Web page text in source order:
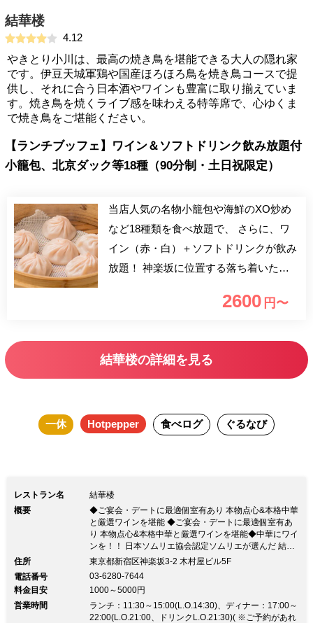
結華楼
4.12
やきとり小川は、最高の焼き鳥を堪能できる大人の隠れ家
です。伊豆天城軍鶏や国産ほろほろ鳥を焼き鳥コースで提
供し、それに合う日本酒やワインも豊富に取り揃えていま
す。焼き鳥を焼くライブ感を味わえる特等席で、心ゆくま
で焼き鳥をご堪能ください。
【ランチブッフェ】ワイン＆ソフトドリンク飲み放題付
小籠包、北京ダック等18種（90分制・土日祝限定）
当店人気の名物小籠包や海鮮のXO炒め
など18種類を食べ放題で、 さらに、ワ
イン（赤・白）＋ソフトドリンクが飲み
放題！ 神楽坂に位置する落ち着いた雰
とランチをお楽しみ下さい。
2600 円〜
結華楼の詳細を見る
一休 Hotpepper 食べログ ぐるなび
レストラン名
結華楼
概要
◆ご宴会・デートに最適個室有あり 本物点心&本格中華
と厳選ワインを堪能 ◆ご宴会・デートに最適個室有あ
り 本物点心&本格中華と厳選ワインを堪能◆中華にワイ
ンを！！ 日本ソムリエ協会認定ソムリエが選んだ 結華
楼の料理に合ったワインをご堪能下さい ◆研ぎ澄まさ
に響く中華料理 神楽坂の桜をイメージした『神楽坂小
籠包』 ◆コース料理 リーズナブル コース 3,980円 スタ
ンダードコース 5,000円 シェフおすすめコース 8,000円
プレミアムコース 10,000円 お誕生日コース 10,000円
住所
東京都新宿区神楽坂3-2 木村屋ビル5F
電話番号
03-6280-7644
料金目安
1000～5000円
営業時間
ランチ：11:30～15:00(L.O.14:30)、ディナー：17:00～
22:00(L.O.21:00、ドリンクL.O.21:30)( ※ご予約があれ